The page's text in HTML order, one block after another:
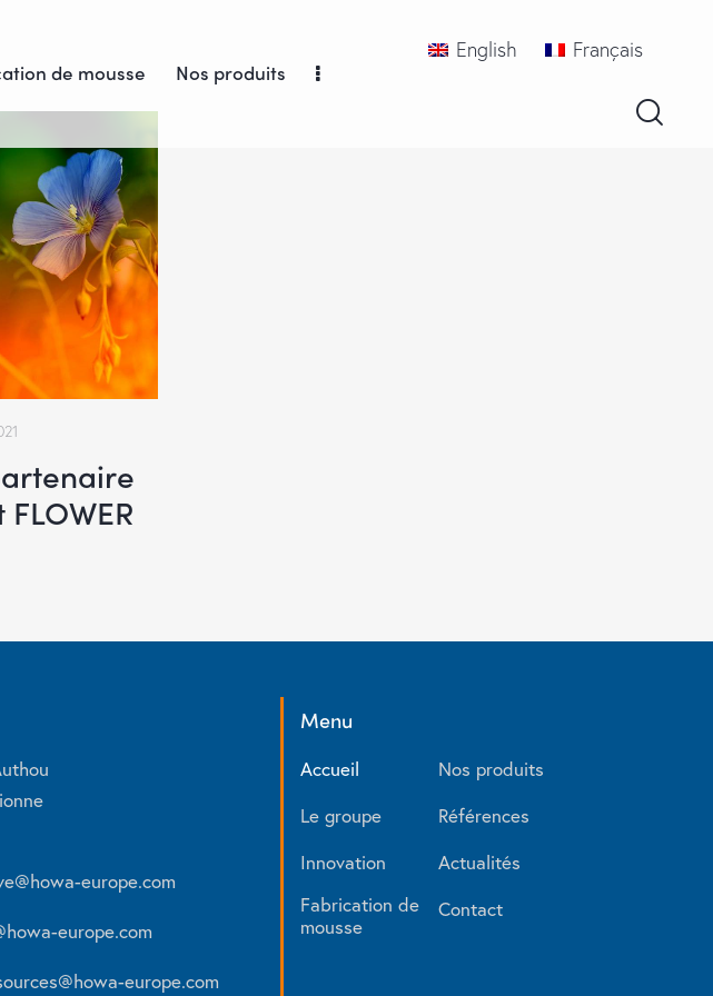
de mousse Nos produits
English Français
@howa-europe.com
howa-europe.com
@howa-europe.com
Menu
Accueil
Le groupe
Innovation
Fabrication de
mousse
Nos produits
Références
Actualités
Contact